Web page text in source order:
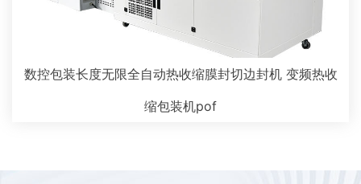
数控包装长度无限全自动热收缩膜封切边封机 变频热收
缩包装机pof